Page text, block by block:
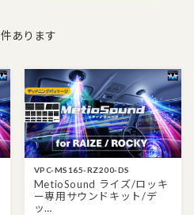
件あります
VPC-MS165-RZ200-DS
MetioSound ライズ/ロッキ
ー専用サウンドキット/デ
ッ…